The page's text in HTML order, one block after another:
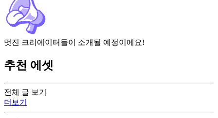
전체 글 보기
더보기
멋진 크리에이터들이 소개될 예정이에요!
추천 에셋